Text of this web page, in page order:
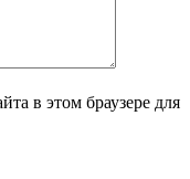
в этом браузере для